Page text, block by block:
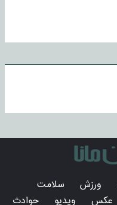
ورزش
سلامت
عکس ویدیو حوادث